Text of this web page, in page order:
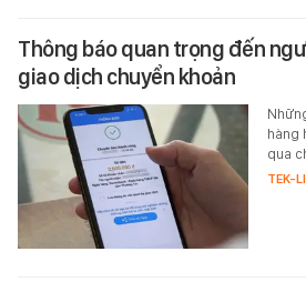
Thông báo quan trọng đến
giao dịch chuyển khoản
hàng
qua
TEK-